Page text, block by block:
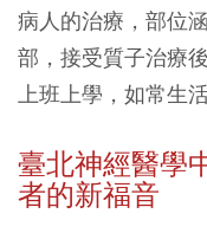
病人的治療，部位
部，接受質子治療
上班上學，如常生活
臺北神經醫學
者的新福音